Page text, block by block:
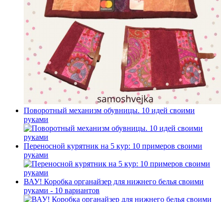
Поворотный механизм обувницы. 10 идей своими
руками
Переносной курятник на 5 кур: 10 примеров своими
руками
ВАУ! Коробка органайзер для нижнего белья своими
руками - 10 вариантов